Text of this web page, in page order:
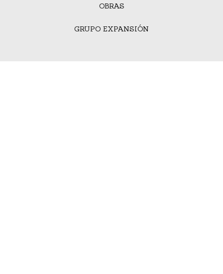
OBRAS
GRUPO EXPANSIÓN